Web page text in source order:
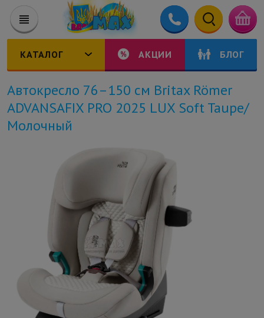
КАТАЛОГ АКЦИИ БЛОГ
Автокресло 76–150 см Britax Römer
ADVANSAFIX PRO 2025 LUX Soft Taupe/
Молочный